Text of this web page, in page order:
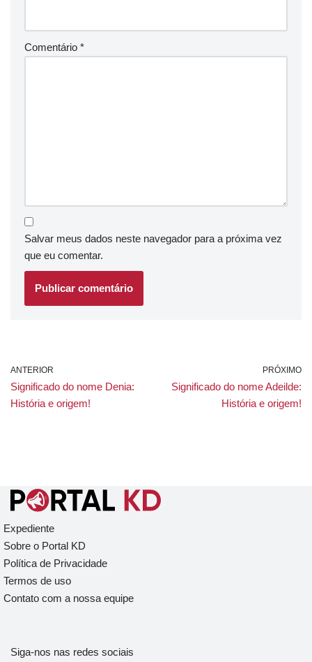
Comentário *
Salvar meus dados neste navegador para a próxima vez
que eu comentar.
ANTERIOR
Significado do nome Denia:
História e origem!
PRÓXIMO
Significado do nome Adeilde:
História e origem!
Expediente
Sobre o Portal KD
Política de Privacidade
Termos de uso
Contato com a nossa equipe
Siga-nos nas redes sociais